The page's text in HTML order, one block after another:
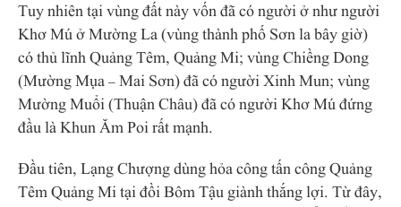
Tuy nhiên tại vùng đất này vốn đã có người ở như người
Khơ Mú ở Mường La (vùng thành phố Sơn la bây giờ)
có thủ lĩnh Quảng Têm, Quảng Mi; vùng Chiềng Dong
(Mường Mụa – Mai Sơn) đã có người Xinh Mun; vùng
Mường Muổi (Thuận Châu) đã có người Khơ Mú đứng
đầu là Khun Ăm Poi rất mạnh.
Đầu tiên, Lạng Chượng dùng hỏa công tấn công Quảng
Têm Quảng Mi tại đồi Bôm Tậu giành thắng lợi. Từ đây,